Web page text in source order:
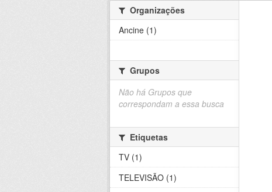
Organizações
Ancine (1)
Grupos
Não há Grupos que
correspondam a essa busca
Etiquetas
TV (1)
TELEVISÃO (1)